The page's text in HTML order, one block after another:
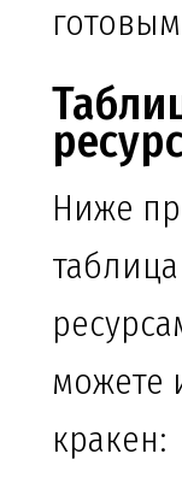
Ниже
можете
кракен: